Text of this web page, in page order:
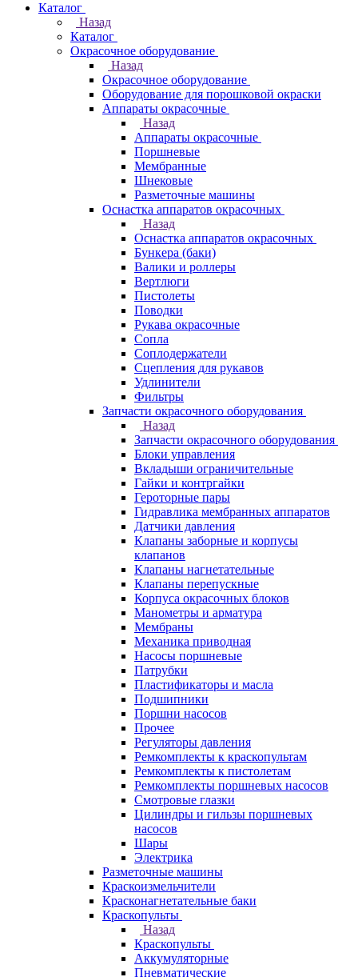
Каталог
Назад
Каталог
Окрасочное оборудование
Назад
Окрасочное оборудование
Оборудование для порошковой окраски
Аппараты окрасочные
Назад
Аппараты окрасочные
Поршневые
Мембранные
Шнековые
Разметочные машины
Оснастка аппаратов окрасочных
Назад
Оснастка аппаратов окрасочных
Бункера (баки)
Валики и роллеры
Вертлюги
Пистолеты
Поводки
Рукава окрасочные
Сопла
Соплодержатели
Сцепления для рукавов
Удлинители
Фильтры
Запчасти окрасочного оборудования
Назад
Запчасти окрасочного оборудования
Блоки управления
Вкладыши ограничительные
Гайки и контргайки
Героторные пары
Гидравлика мембранных аппаратов
Датчики давления
Клапаны заборные и корпусы
клапанов
Клапаны нагнетательные
Клапаны перепускные
Корпуса окрасочных блоков
Манометры и арматура
Мембраны
Механика приводная
Насосы поршневые
Патрубки
Пластификаторы и масла
Подшипники
Поршни насосов
Прочее
Регуляторы давления
Ремкомплекты к краскопультам
Ремкомплекты к пистолетам
Ремкомплекты поршневых насосов
Смотровые глазки
Цилиндры и гильзы поршневых
насосов
Шары
Электрика
Разметочные машины
Краскоизмельчители
Красконагнетательные баки
Краскопульты
Назад
Краскопульты
Аккумуляторные
Пневматические